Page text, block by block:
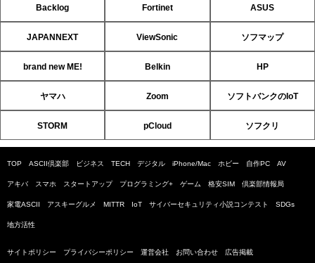
Backlog Fortinet ASUS
JAPANNEXT ViewSonic ソフマップ
brand new ME! Belkin HP
ヤマハ Zoom ソフトバンクのIoT
STORM pCloud ソフクリ
TOP ASCII倶楽部 ビジネス TECH デジタル iPhone/Mac ホビー 自作PC AV
アキバ スマホ スタートアップ プログラミング+ ゲーム 格安SIM 倶楽部情報局
家電ASCII アスキーグルメ MITTR IoT サイバーセキュリティ小説コンテスト SDGs
地方活性
サイトポリシー プライバシーポリシー 運営会社 お問い合わせ 広告掲載